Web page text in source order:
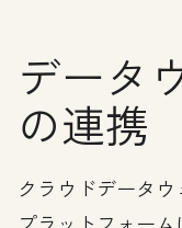
データ
の連携
クラウドデータ